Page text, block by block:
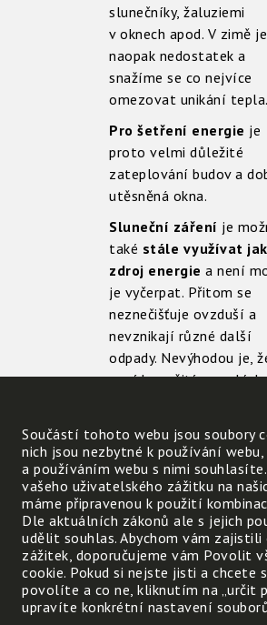
slunečníky, žaluziemi
v oknech apod. V zimě
naopak nedostatek a
snažíme se co nejvíce
omezovat unikání tepla.
Pro šetření energie je
proto velmi důležité
zateplování budov a
utěsněná okna.
Sluneční záření je
také stále využívat
zdroj energie a není
je vyčerpat. Přitom se
neznečišťuje ovzduší a
nevznikají různé další
odpady. Nevýhodou je,
není k využití po celý
v elektrickou energii je
důležitézařízení
umístit. Vhodné místo
například na střechách
domů, naopak úrodná
by se měla účelně
v zemědělství. Nejvíce
elektrické energie je
Součástí tohoto webu jsou soubory
nich jsou nezbytné k používání
a používáním webu s nimi
vašeho uživatelského zážitku na
máme připravenou k použití
Dle aktuálních zákonů ale s jejich
udělit souhlas. Abychom vám zajistili
zážitek, doporučujeme vám Povolit
cookie. Pokud si nejste jisti a chcete
povolíte a co ne, kliknutím na „určit
upravíte konkrétní nastavení